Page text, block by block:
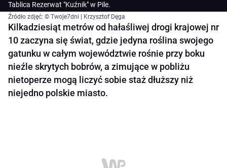
Tablica Rezerwat "Kuźnik" w Pile.
Źródło zdjęć: © Twoje7dni | Krzysztof Dęga
Kilkadziesiąt metrów od hałaśliwej drogi krajowej nr
10 zaczyna się świat, gdzie jedyna roślina swojego
gatunku w całym województwie rośnie przy boku
nieźle skrytych bobrów, a zimujące w pobliżu
nietoperze mogą liczyć sobie staż dłuższy niż
niejedno polskie miasto.